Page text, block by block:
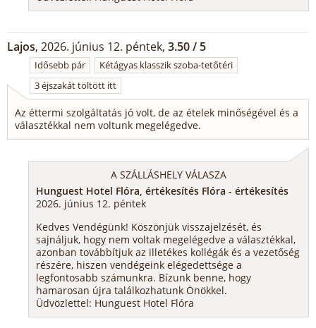
Lajos, 2026. június 12. péntek, 3.50 / 5
Idősebb pár
Kétágyas klasszik szoba-tetőtéri
3 éjszakát töltött itt
Az éttermi szolgáltatás jó volt, de az ételek minőségével és a
választékkal nem voltunk megelégedve.
A SZÁLLÁSHELY VÁLASZA
Hunguest Hotel Flóra, értékesítés Flóra - értékesítés
2026. június 12. péntek
Kedves Vendégünk! Köszönjük visszajelzését, és
sajnáljuk, hogy nem voltak megelégedve a választékkal,
azonban továbbítjuk az illetékes kollégák és a vezetőség
részére, hiszen vendégeink elégedettsége a
legfontosabb számunkra. Bízunk benne, hogy
hamarosan újra találkozhatunk Önökkel.
Üdvözlettel: Hunguest Hotel Flóra